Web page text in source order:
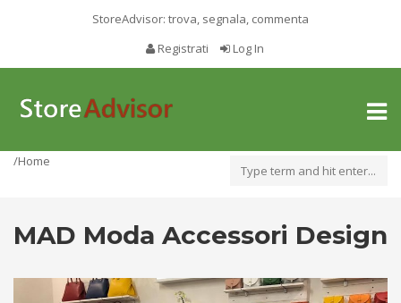
StoreAdvisor: trova, segnala, commenta
Registrati
Log In
Toggle
/Home
MAD Moda Accessori Design